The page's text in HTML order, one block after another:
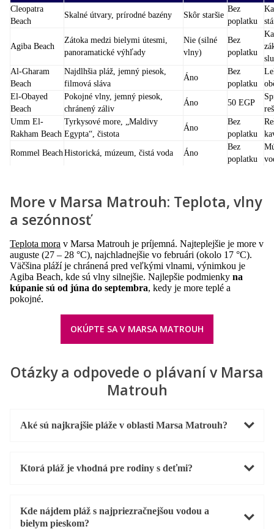
Cleopatra
Beach
Skalné útvary, prírodné bazény Skôr staršie
Bez
poplatku
Agiba Beach
Zátoka medzi bielymi útesmi,
panoramatické výhľady
Nie (silné
vlny)
Bez
poplatku
Al-Gharam
Beach
Najdlhšia pláž, jemný piesok,
filmová sláva
Áno
Bez
poplatku
El-Obayed
Beach
Pokojné vlny, jemný piesok,
chránený záliv
Áno 50 EGP
Umm El-
Rakham Beach
Tyrkysové more, „Maldivy
Egypta“, čistota
Áno
Bez
poplatku
Rommel Beach Historická, múzeum, čistá voda Áno
Bez
poplatku
More v Marsa Matrouh: Teplota, vlny
a sezónnosť
Teplota mora v Marsa Matrouh je príjemná. Najteplejšie je more v
auguste (27 – 28 °C), najchladnejšie vo februári (okolo 17 °C).
Väčšina pláží je chránená pred veľkými vlnami, výnimkou je
Agiba Beach, kde sú vlny silnejšie. Najlepšie podmienky na
kúpanie sú od júna do septembra, kedy je more teplé a
pokojné.
OKÚPTE SA V MARSA MATROUH
Otázky a odpovede o plávaní v Marsa
Matrouh
Aké sú najkrajšie pláže v oblasti Marsa Matrouh?
Ktorá pláž je vhodná pre rodiny s deťmi?
Kde nájdem pláž s najpriezračnejšou vodou a
bielym pieskom?